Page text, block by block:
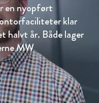
en nyopført
klar
halvt år. Både lager
MW